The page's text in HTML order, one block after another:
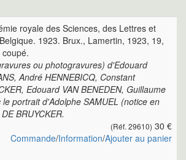
royale des Sciences, des Lettres et
1923. Brux., Lamertin, 1923, 19,
ou photogravures) d'Edouard
André HENNEBICQ, Constant
Edouard VAN BENEDEN, Guillaume
le portrait d'Adolphe SAMUEL (notice en
BRUYCKER.
(Réf. 29610) 30 €
Commande/Information/Ajouter au panier